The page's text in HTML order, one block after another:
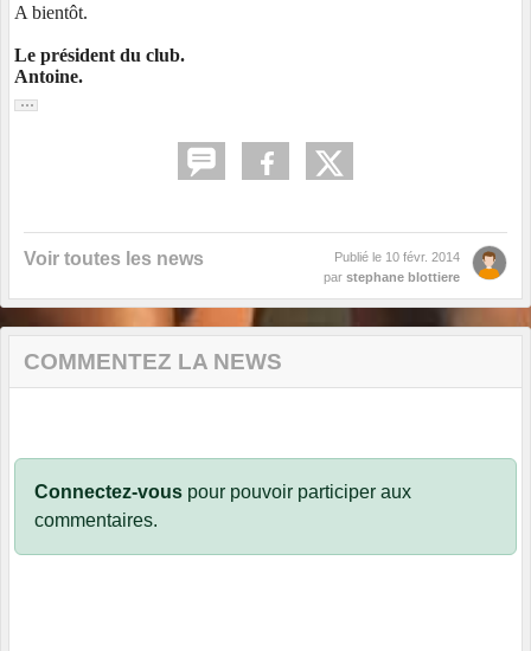
A bientôt.
Le président du club.
Antoine.
Voir toutes les news Publié le 10 févr. 2014
par stephane blottiere
COMMENTEZ LA NEWS
Connectez-vous pour pouvoir participer aux
commentaires.